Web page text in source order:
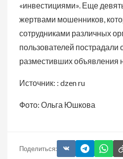
«инвестициями». Еще
жертвами мошенников,
сотрудниками различных
пользователей пострадали
разместивших объявления
Источник: : dzen ru
Фото: Ольга Юшкова
Поделиться: